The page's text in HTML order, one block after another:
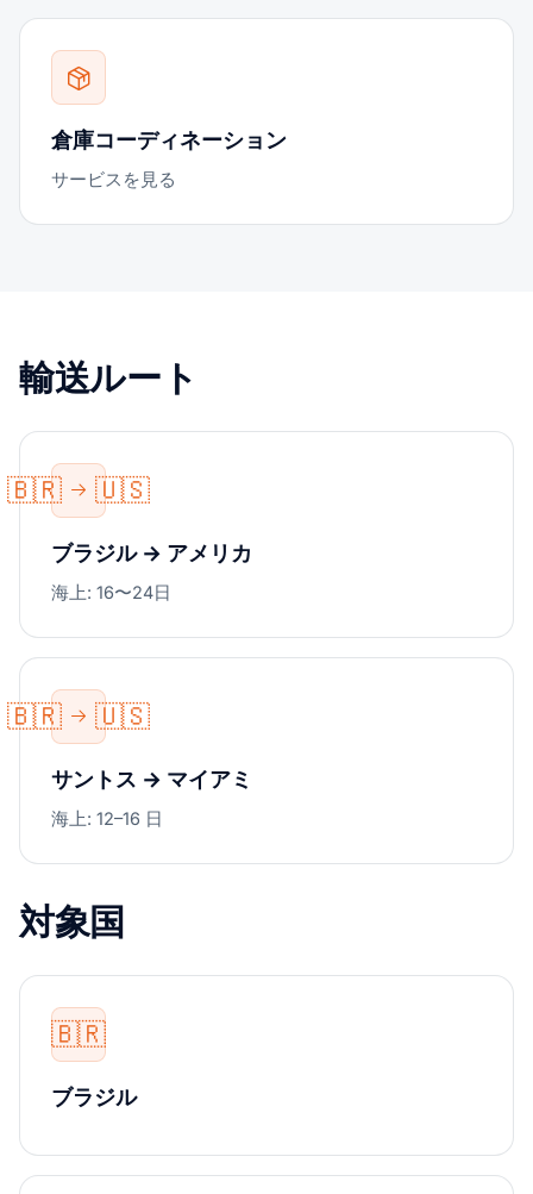
倉庫コーディネーション
サービスを見る
輸送ルート
🇧🇷 🇺🇸
ブラジル → アメリカ
海上: 16〜24日
🇧🇷 🇺🇸
サントス → マイアミ
海上: 12–16 日
対象国
🇧🇷
ブラジル